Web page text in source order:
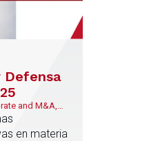
Defensa
and M&A,
en materia